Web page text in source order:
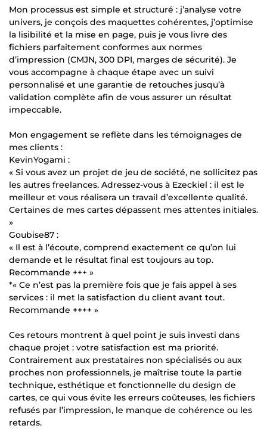
Mon processus est simple et structuré : j’analyse votre
univers, je conçois des maquettes cohérentes, j’optimise
la lisibilité et la mise en page, puis je vous livre des
fichiers parfaitement conformes aux normes
d’impression (CMJN, 300 DPI, marges de sécurité). Je
vous accompagne à chaque étape avec un suivi
personnalisé et une garantie de retouches jusqu’à
validation complète afin de vous assurer un résultat
impeccable.
Mon engagement se reflète dans les témoignages de
mes clients :
KevinYogami :
« Si vous avez un projet de jeu de société, ne sollicitez pas
les autres freelances. Adressez-vous à Ezeckiel : il est le
meilleur et vous réalisera un travail d’excellente qualité.
Certaines de mes cartes dépassent mes attentes initiales.
»
Goubise87 :
« Il est à l’écoute, comprend exactement ce qu’on lui
demande et le résultat final est toujours au top.
Recommande +++ »
*« Ce n’est pas la première fois que je fais appel à ses
services : il met la satisfaction du client avant tout.
Recommande ++++ »
Ces retours montrent à quel point je suis investi dans
chaque projet : votre satisfaction est ma priorité.
Contrairement aux prestataires non spécialisés ou aux
proches non professionnels, je maîtrise toute la partie
technique, esthétique et fonctionnelle du design de
cartes, ce qui vous évite les erreurs coûteuses, les fichiers
refusés par l’impression, le manque de cohérence ou les
retards.